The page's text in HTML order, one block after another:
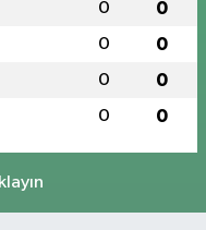
0 0
0 0
0 0
0 0